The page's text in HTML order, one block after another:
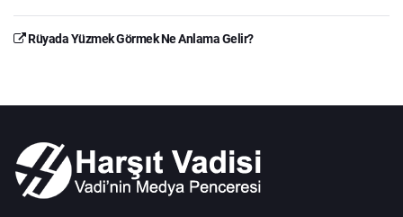
Rüyada Yüzmek Görmek Ne Anlama Gelir?